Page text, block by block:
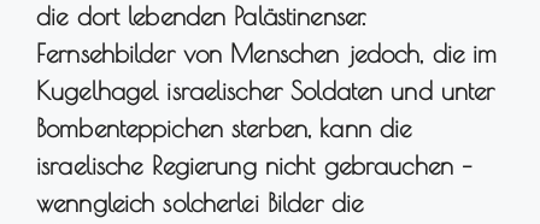
die dort lebenden Palästinenser.
Fernsehbilder von Menschen jedoch, die im
Kugelhagel israelischer Soldaten und unter
Bombenteppichen sterben, kann die
israelische Regierung nicht gebrauchen –
wenngleich solcherlei Bilder die